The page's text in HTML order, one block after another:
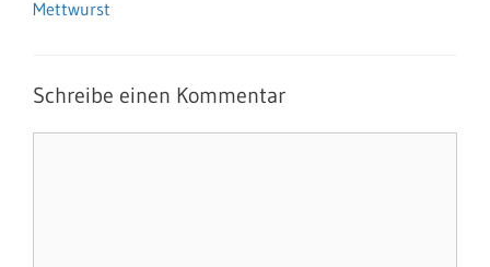
Mettwurst
Schreibe einen Kommentar